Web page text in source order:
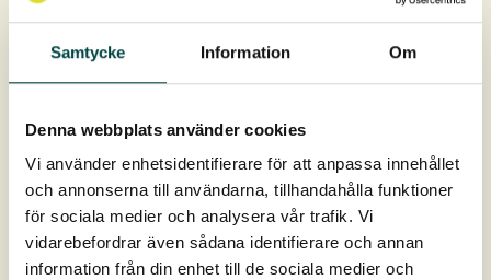
Samtycke Information Om
Denna webbplats använder cookies
Vi använder enhetsidentifierare för att anpassa innehållet
och annonserna till användarna, tillhandahålla funktioner
för sociala medier och analysera vår trafik. Vi
vidarebefordrar även sådana identifierare och annan
information från din enhet till de sociala medier och
Produktdata